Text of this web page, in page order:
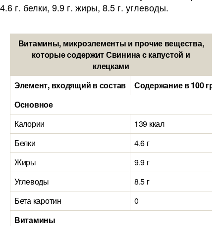
4.6 г. белки, 9.9 г. жиры, 8.5 г. углеводы.
Витамины, микроэлементы и прочие вещества,
которые содержит Свинина с капустой и
клецками
Элемент, входящий в состав
Содержание в 100
Основное
Калории
139 ккал
Белки
4.6 г
Жиры
9.9 г
Углеводы
8.5 г
Бета каротин
0
Витамины